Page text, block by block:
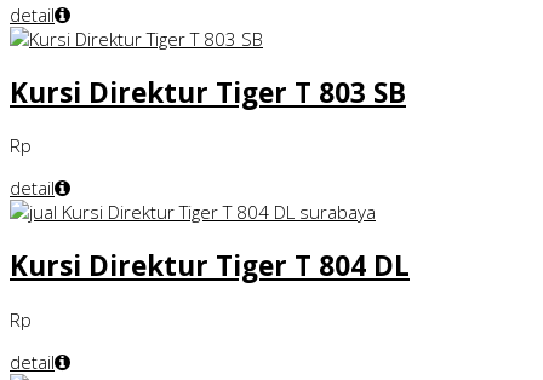
detail
Kursi Direktur Tiger T 803 SB
Rp
detail
Kursi Direktur Tiger T 804 DL
Rp
detail